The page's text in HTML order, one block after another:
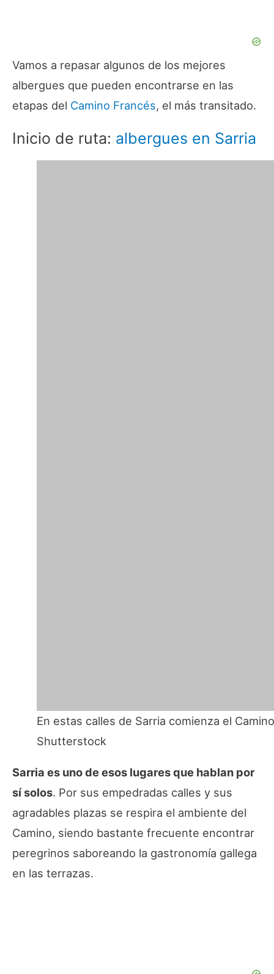
Vamos a repasar algunos de los mejores
albergues que pueden encontrarse en las
etapas del Camino Francés, el más transitado.
Inicio de ruta: albergues en Sarria
En estas calles de Sarria comienza el
Shutterstock
Sarria es uno de esos lugares que hablan por
sí solos. Por sus empedradas calles y sus
agradables plazas se respira el ambiente del
Camino, siendo bastante frecuente encontrar
peregrinos saboreando la gastronomía gallega
en las terrazas.